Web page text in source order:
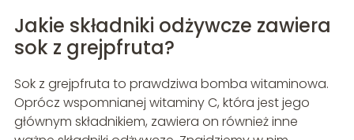
Jakie składniki odżywcze zawiera
sok z grejpfruta?
Sok z grejpfruta to prawdziwa bomba witaminowa.
Oprócz wspomnianej witaminy C, która jest jego
głównym składnikiem, zawiera on również inne